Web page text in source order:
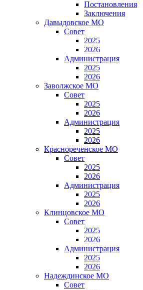
Постановления
Заключения
Давыдовское МО
Совет
2025
2026
Администрация
2025
2026
Заволжское МО
Совет
2025
2026
Администрация
2025
2026
Краснореченское МО
Совет
2025
2026
Администрация
2025
2026
Клинцовское МО
Совет
2025
2026
Администрация
2025
2026
Надеждинское МО
Совет